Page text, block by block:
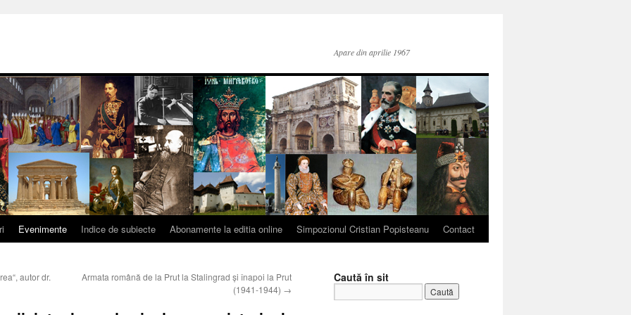
Apare din aprilie 1967
Evenimente Indice de subiecte Abonamente la editia online Simpozionul Cristian Popisteanu Contact
autor dr.
Armata română de la Prut la Stalingrad și înapoi la Prut
(1941-1944) →
Caută în sit